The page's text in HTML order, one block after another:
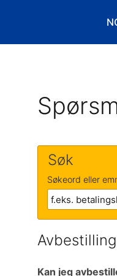
Søk
Søkeord eller
Kan jeg